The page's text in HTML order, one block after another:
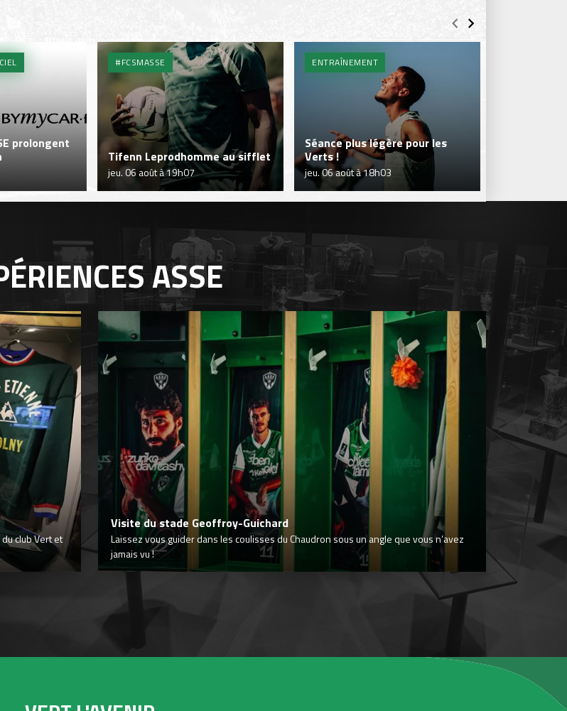
prolongent
#FCSMASSE
Tifenn Leprodhomme au sifflet
jeu. 06 août à 19h07
ENTRAÎNEMENT
Séance plus légère pour les
Verts !
jeu. 06 août à 18h03
ASSE
club Vert et
Visite du stade Geoffroy-Guichard
Laissez vous guider dans les coulisses du Chaudron sous un angle que vous n’avez
jamais vu !